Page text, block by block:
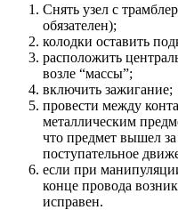
Снять узел с
обязателен);
колодки оставить
расположить
возле “массы”;
включить зажигание;
провести между
металлическим
что предмет вышел
поступательное
если при
конце провода
исправен.